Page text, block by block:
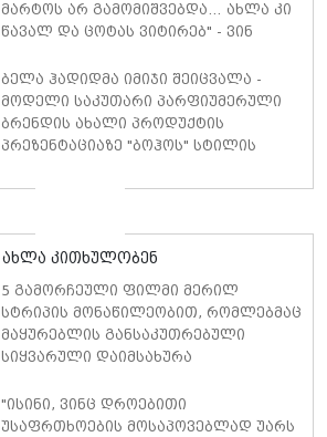
მარტოს არ გამომიშვებდა… ახლა კი
წავალ და ცოტას ვიტირებ" - ვინ
პოლ უოკერის ქალიშვილს ემოციური
სიტყვებით მიმართავს
ბელა ჰადიდმა იმიჯი შეიცვალა -
მოდელი საკუთარი პარფიუმერული
ბრენდის ახალი პროდუქტის
პრეზენტაციაზე "ბოჰოს" სტილის
მინიკაბით გამოჩნდა
ახლა კითხულობენ
5 გამორჩეული ფილმი მერილ
სტრიპის მონაწილეობით, რომლებმაც
მაყურებლის განსაკუთრებული
სიყვარული დაიმსახურა
"ისინი, ვინც დროებითი
უსაფრთხოების მოსაპოვებლად უარს